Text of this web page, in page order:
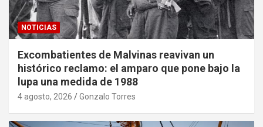
NOTICIAS
Excombatientes de Malvinas reavivan un
histórico reclamo: el amparo que pone bajo la
lupa una medida de 1988
4 agosto, 2026 Gonzalo Torres